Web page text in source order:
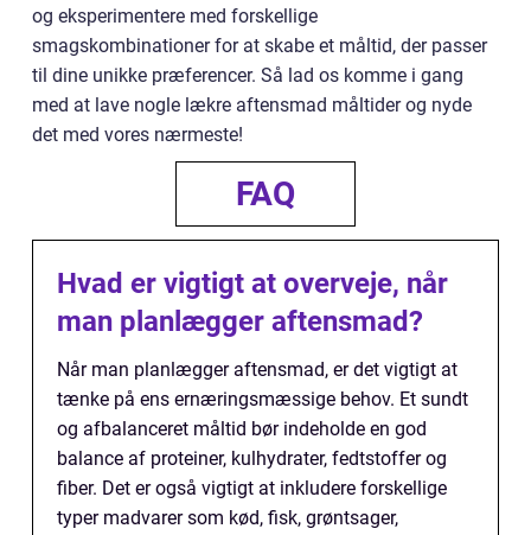
og eksperimentere med forskellige
smagskombinationer for at skabe et måltid, der passer
til dine unikke præferencer. Så lad os komme i gang
med at lave nogle lækre aftensmad måltider og nyde
det med vores nærmeste!
FAQ
Hvad er vigtigt at overveje, når
man planlægger aftensmad?
Når man planlægger aftensmad, er det vigtigt at
tænke på ens ernæringsmæssige behov. Et sundt
og afbalanceret måltid bør indeholde en god
balance af proteiner, kulhydrater, fedtstoffer og
fiber. Det er også vigtigt at inkludere forskellige
typer madvarer som kød, fisk, grøntsager,